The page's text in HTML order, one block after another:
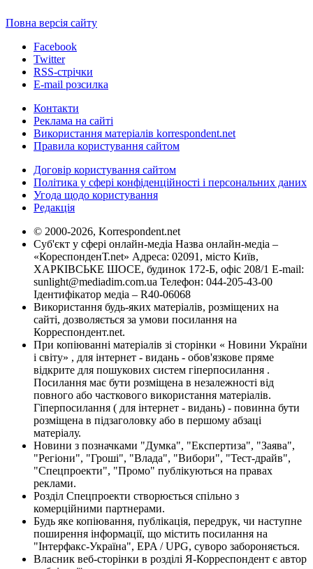
Повна версія сайту
Facebook
Twitter
RSS-стрічки
E-mail розсилка
Контакти
Реклама на сайті
Використання матеріалів korrespondent.net
Правила користування сайтом
Договір користування сайтом
Політика у сфері конфіденційності і персональних даних
Угода щодо користування
Редакція
© 2000-2026, Korrespondent.net
Суб'єкт у сфері онлайн-медіа Назва онлайн-медіа –
«КореспонденТ.net» Адреса: 02091, місто Київ,
ХАРКІВСЬКЕ ШОСЕ, будинок 172-Б, офіс 208/1 E-mail:
sunlight@mediadim.com.ua Телефон: 044-205-43-00
Ідентифікатор медіа – R40-06068
Використання будь-яких матеріалів, розміщених на
сайті, дозволяється за умови посилання на
Корреспондент.net.
При копіюванні матеріалів зі сторінки « Новини України
і світу» , для інтернет - видань - обов'язкове пряме
відкрите для пошукових систем гіперпосилання .
Посилання має бути розміщена в незалежності від
повного або часткового використання матеріалів.
Гіперпосилання ( для інтернет - видань) - повинна бути
розміщена в підзаголовку або в першому абзаці
матеріалу.
Новини з позначками "Думка", "Експертиза", "Заява",
"Регіони", "Гроші", "Влада", "Вибори", "Тест-драйв",
"Спецпроекти", "Промо" публікуються на правах
реклами.
Розділ Спецпроекти створюється спільно з
комерційними партнерами.
Будь яке копіювання, публікація, передрук, чи наступне
поширення інформації, що містить посилання на
"Інтерфакс-Україна", EPA / UPG, суворо забороняється.
Власник веб-сторінки в розділі Я-Корреспондент є автор